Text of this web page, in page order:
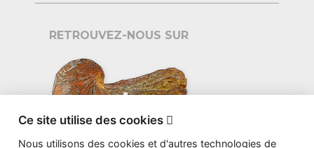
RETROUVEZ-NOUS SUR
Ce site utilise des cookies 
Nous utilisons des cookies et d'autres technologies de